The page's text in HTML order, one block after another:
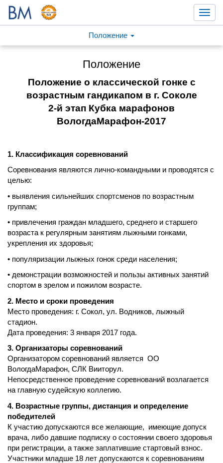
Положение
Положение
Положение о классической гонке с
возрастным гандикапом в г. Соколе
2-й этап Кубка марафонов
ВологдаМарафон-2017
1. Классификация соревнований
Соревнования являются лично-командными и проводятся с
целью:
• выявления сильнейших спортсменов по возрастным
группам;
• привлечения граждан младшего, среднего и старшего
возраста к регулярным занятиям лыжными гонками,
укрепления их здоровья;
• популяризации лыжных гонок среди населения;
• демонстрации возможностей и пользы активных занятий
спортом в зрелом и пожилом возрасте.
2. Место и сроки проведения
Место проведения: г. Сокол, ул. Водников, лыжный
стадион.
Дата проведения: 3 января 2017 года.
3. Организаторы соревнований
Организатором соревнований является ОО
ВологдаМарафон, СЛК Вииторул.
Непосредственное проведение соревнований возлагается
на главную судейскую коллегию.
4. Возрастные группы, дистанция и определение
победителей
К участию допускаются все желающие, имеющие допуск
врача, либо давшие подписку о состоянии своего здоровья
при регистрации, а также заплатившие стартовый взнос.
Участники младше 18 лет допускаются к соревнованиям